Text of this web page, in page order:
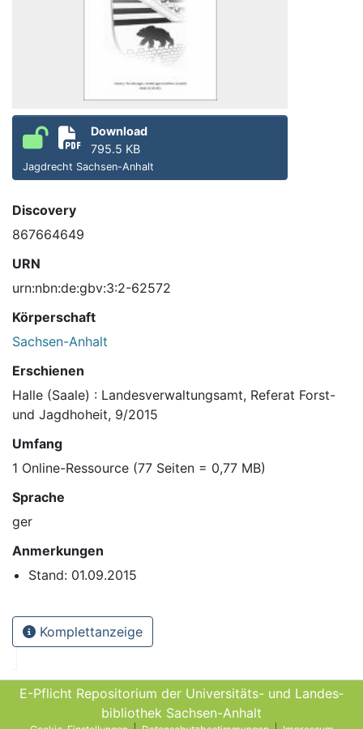
Download
795.5 KB
Jagdrecht Sachsen-Anhalt
Discovery
867664649
URN
urn:nbn:de:gbv:3:2-62572
Körperschaft
Sachsen-Anhalt
Erschienen
Halle (Saale) : Landesverwaltungsamt, Referat Forst-
und Jagdhoheit, 9/2015
Umfang
1 Online-Ressource (77 Seiten = 0,77 MB)
Sprache
ger
Anmerkungen
Stand: 01.09.2015
Komplettanzeige
E-Pflicht Repositorium der Universitäts- und Landes­
bibliothek Sachsen-Anhalt